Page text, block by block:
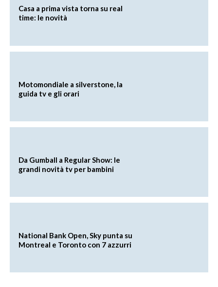
Casa a prima vista torna su real
time: le novità
Motomondiale a silverstone, la
guida tv e gli orari
Da Gumball a Regular Show: le
grandi novità tv per bambini
National Bank Open, Sky punta su
Montreal e Toronto con 7 azzurri